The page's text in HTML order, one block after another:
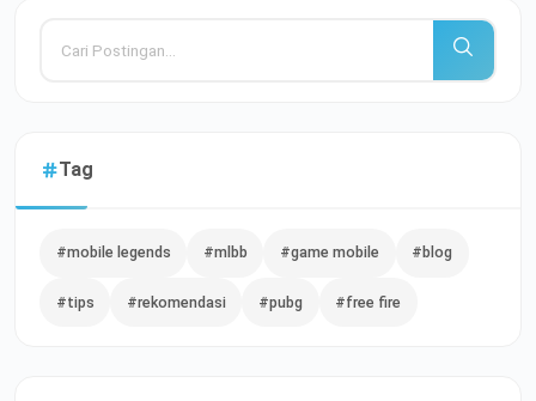
Tag
#mobile legends #mlbb #game mobile #blog
#tips #rekomendasi #pubg #free fire